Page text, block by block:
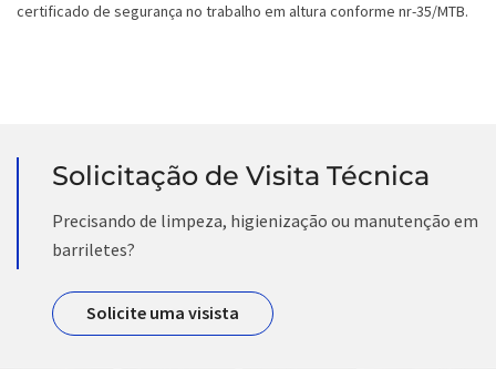
certificado de segurança no trabalho em altura conforme nr-35/MTB.
Solicitação de Visita Técnica
Precisando de limpeza, higienização ou manutenção em
barriletes?
Solicite uma visista